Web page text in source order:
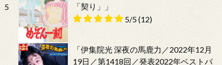
5
「契り」」
5/5(12)
「伊集院光 深夜の馬鹿力／2022年12月
19日／第1418回／発表2022年ベストバ